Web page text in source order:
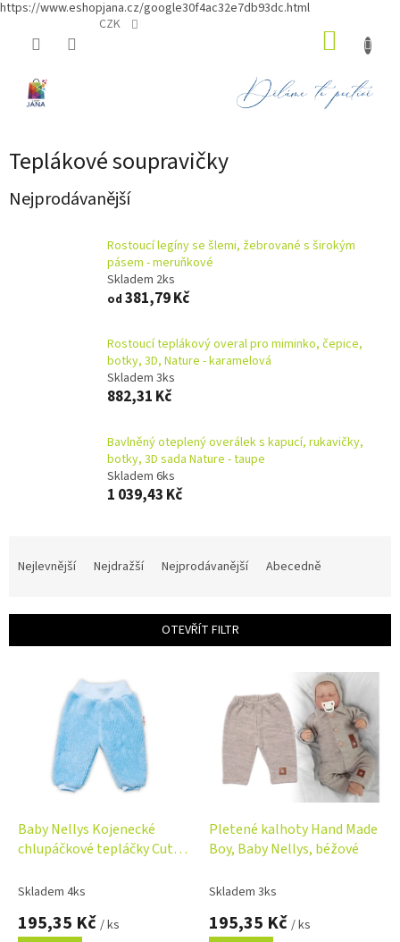
https://www.eshopjana.cz/google30f4ac32e7db93dc.html
CZK
Teplákové soupravičky
Nejprodávanější
Rostoucí legíny se šlemi, žebrované s širokým
pásem - meruňkové
Skladem 2ks
od 381,79 Kč
Rostoucí teplákový overal pro miminko, čepice,
botky, 3D, Nature - karamelová
Skladem 3ks
882,31 Kč
Bavlněný oteplený overálek s kapucí, rukavičky,
botky, 3D sada Nature - taupe
Skladem 6ks
1 039,43 Kč
í
Nejlevnější Nejdražší Nejprodávanější Abecedně
OTEVŘÍT FILTR
Baby Nellys Kojenecké
chlupáčkové tepláčky Cute
Skladem 4ks
195,35 Kč / ks
Pletené kalhoty Hand Made
Boy, Baby Nellys, béžové
Skladem 3ks
195,35 Kč / ks